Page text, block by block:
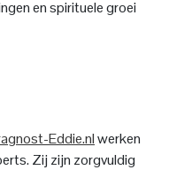
en spirituele groei
Eddie.nlwerken
Zij zijn zorgvuldig